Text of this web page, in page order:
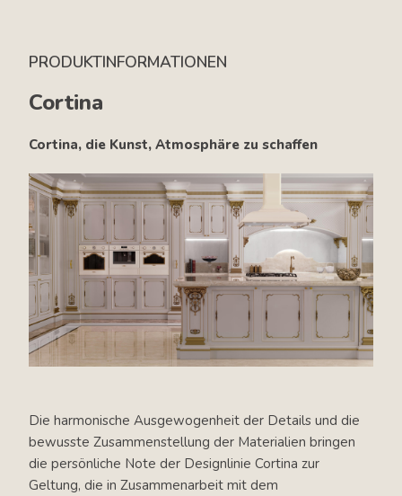
PRODUKTINFORMATIONEN
Cortina
Cortina, die Kunst, Atmosphäre zu schaffen
Die harmonische Ausgewogenheit der Details und die
bewusste Zusammenstellung der Materialien bringen
die persönliche Note der Designlinie Cortina zur
Geltung, die in Zusammenarbeit mit dem